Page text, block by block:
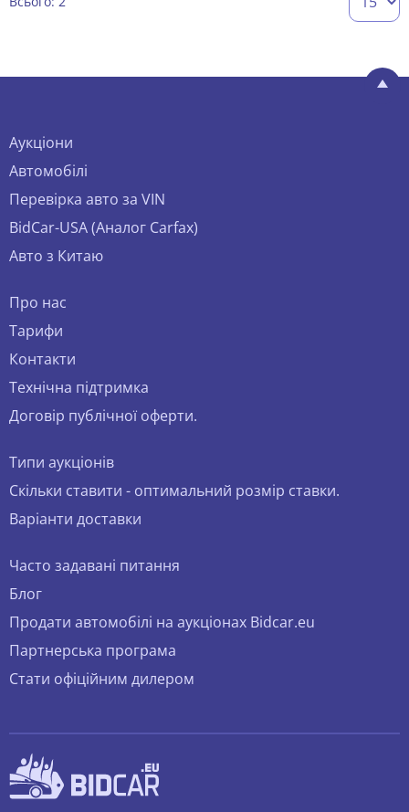
Аукціони
Автомобілі
Перевірка авто за VIN
BidCar-USA (Аналог Carfax)
Авто з Китаю
Про нас
Тарифи
Контакти
Технічна підтримка
Договір публічної оферти.
Типи аукціонів
Скільки ставити - оптимальний розмір ставки.
Варіанти доставки
Часто задавані питання
Блог
Продати автомобілі на аукціонах Bidcar.eu
Партнерська програма
Стати офіційним дилером